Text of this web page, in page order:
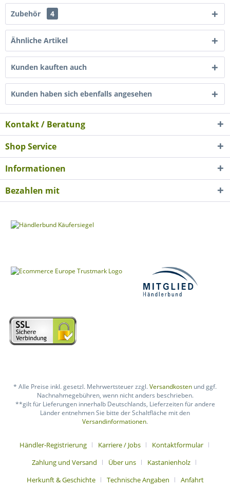
Zubehör 4
Ähnliche Artikel
Kunden kauften auch
Kunden haben sich ebenfalls angesehen
Kontakt / Beratung
Shop Service
Informationen
Bezahlen mit
* Alle Preise inkl. gesetzl. Mehrwertsteuer zzgl.Versandkosten und ggf.
Nachnahmegebühren, wenn nicht anders beschrieben.
**gilt für Lieferungen innerhalb Deutschlands, Lieferzeiten für andere
Länder entnehmen Sie bitte der Schaltfläche mit den
Versandinformationen.
Händler-Registrierung Karriere / Jobs
Kontaktformular
Zahlung und Versand
Über uns
Kastanienholz
Herkunft & Geschichte
Technische Angaben Anfahrt